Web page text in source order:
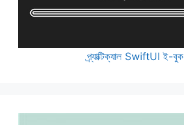
প্র্যাক্টিক্যাল SwiftUI ই-বুক